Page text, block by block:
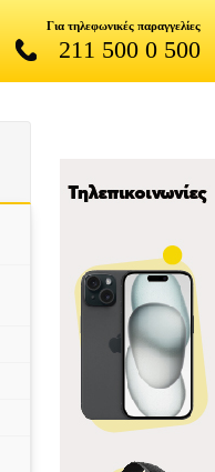
Για τηλεφωνικές παραγγελίες
211 500 0 500